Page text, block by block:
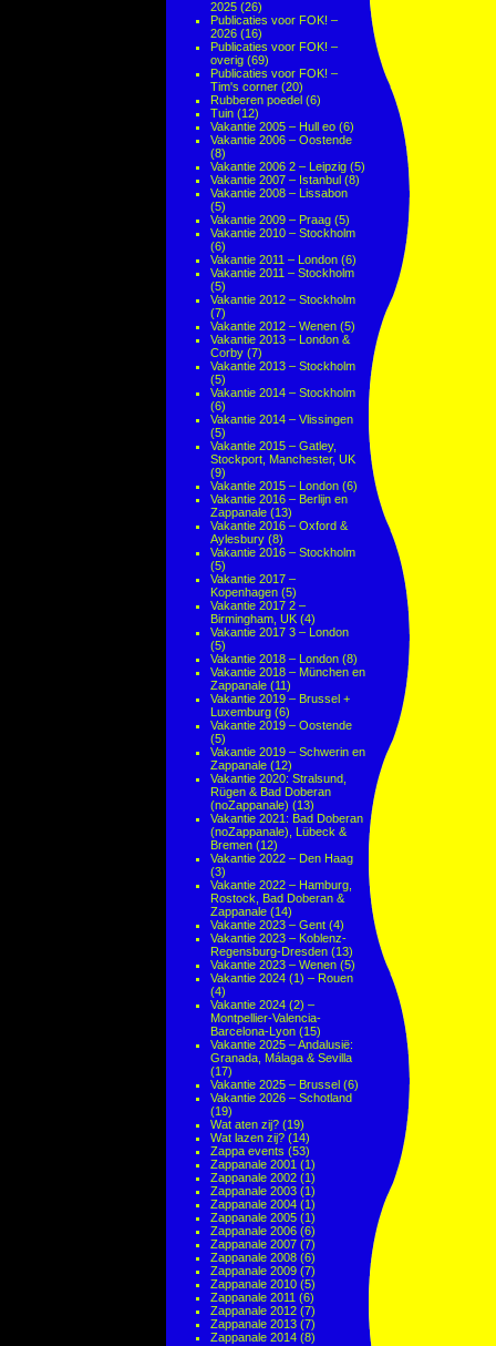
2025 (26)
Publicaties voor FOK! –
2026 (16)
Publicaties voor FOK! –
overig (69)
Publicaties voor FOK! –
Tim's corner (20)
Rubberen poedel (6)
Tuin (12)
Vakantie 2005 – Hull eo (6)
Vakantie 2006 – Oostende
(8)
Vakantie 2006 2 – Leipzig (5)
Vakantie 2007 – Istanbul (8)
Vakantie 2008 – Lissabon
(5)
Vakantie 2009 – Praag (5)
Vakantie 2010 – Stockholm
(6)
Vakantie 2011 – London (6)
Vakantie 2011 – Stockholm
(5)
Vakantie 2012 – Stockholm
(7)
Vakantie 2012 – Wenen (5)
Vakantie 2013 – London &
Corby (7)
Vakantie 2013 – Stockholm
(5)
Vakantie 2014 – Stockholm
(6)
Vakantie 2014 – Vlissingen
(5)
Vakantie 2015 – Gatley,
Stockport, Manchester, UK
(9)
Vakantie 2015 – London (6)
Vakantie 2016 – Berlijn en
Zappanale (13)
Vakantie 2016 – Oxford &
Aylesbury (8)
Vakantie 2016 – Stockholm
(5)
Vakantie 2017 –
Kopenhagen (5)
Vakantie 2017 2 –
Birmingham, UK (4)
Vakantie 2017 3 – London
(5)
Vakantie 2018 – London (8)
Vakantie 2018 – München en
Zappanale (11)
Vakantie 2019 – Brussel +
Luxemburg (6)
Vakantie 2019 – Oostende
(5)
Vakantie 2019 – Schwerin en
Zappanale (12)
Vakantie 2020: Stralsund,
Rügen & Bad Doberan
(noZappanale) (13)
Vakantie 2021: Bad Doberan
(noZappanale), Lübeck &
Bremen (12)
Vakantie 2022 – Den Haag
(3)
Vakantie 2022 – Hamburg,
Rostock, Bad Doberan &
Zappanale (14)
Vakantie 2023 – Gent (4)
Vakantie 2023 – Koblenz-
Regensburg-Dresden (13)
Vakantie 2023 – Wenen (5)
Vakantie 2024 (1) – Rouen
(4)
Vakantie 2024 (2) –
Montpellier-Valencia-
Barcelona-Lyon (15)
Vakantie 2025 – Andalusië:
Granada, Málaga & Sevilla
(17)
Vakantie 2025 – Brussel (6)
Vakantie 2026 – Schotland
(19)
Wat aten zij? (19)
Wat lazen zij? (14)
Zappa events (53)
Zappanale 2001 (1)
Zappanale 2002 (1)
Zappanale 2003 (1)
Zappanale 2004 (1)
Zappanale 2005 (1)
Zappanale 2006 (6)
Zappanale 2007 (7)
Zappanale 2008 (6)
Zappanale 2009 (7)
Zappanale 2010 (5)
Zappanale 2011 (6)
Zappanale 2012 (7)
Zappanale 2013 (7)
Zappanale 2014 (8)